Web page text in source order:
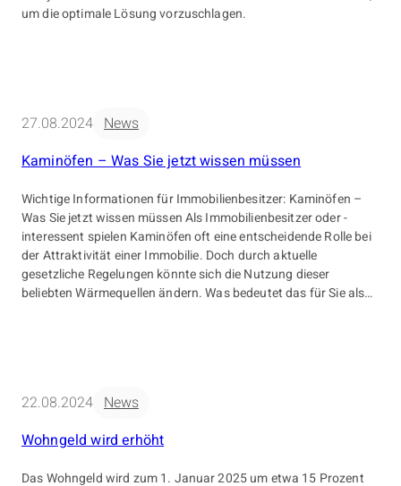
um die optimale Lösung vorzuschlagen.
27.08.2024 News
Kaminöfen – Was Sie jetzt wissen müssen
Wichtige Informationen für Immobilienbesitzer: Kaminöfen –
Was Sie jetzt wissen müssen Als Immobilienbesitzer oder -
interessent spielen Kaminöfen oft eine entscheidende Rolle bei
der Attraktivität einer Immobilie. Doch durch aktuelle
gesetzliche Regelungen könnte sich die Nutzung dieser
beliebten Wärmequellen ändern. Was bedeutet das für Sie als
22.08.2024 News
Wohngeld wird erhöht
Das Wohngeld wird zum 1. Januar 2025 um etwa 15 Prozent